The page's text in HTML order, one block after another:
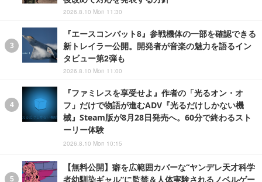
2026.8.10 Mon 11:30
『エースコンバット8』参戦機体の一部を確認できる
新トレイラー公開。開発者が音楽の魅力を語るイン
タビュー第2弾も
2026.8.10 Mon 11:00
『ファミレスを享受せよ』作者の「光るオン・オ
フ」だけで物語が進むADV『光るだけしかない機
械』Steam版が8月28日発売へ。60分で終わるスト
ーリー体験
2026.8.10 Mon 10:15
【無料公開】癖を広範囲カバーな“ヤンデレ天才科学
者幼馴染ギャル”に監禁＆人体実験されるノベルゲー